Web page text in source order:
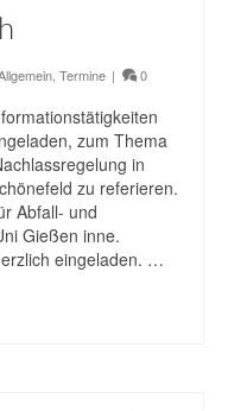
Termine | 0
zum Thema
in
zu referieren.
Abfall- und
Gießen inne.
eingeladen. …